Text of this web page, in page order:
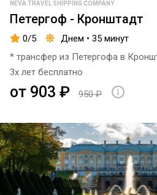
NEVA TRAVEL SHIPPING COMPANY
Петергоф - Кронштадт
0/5
Днем • 35 минут
* трансфер из Петергофа в
3х лет бесплатно
от 903 ₽ 950 ₽